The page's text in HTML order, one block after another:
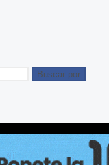
Buscar por